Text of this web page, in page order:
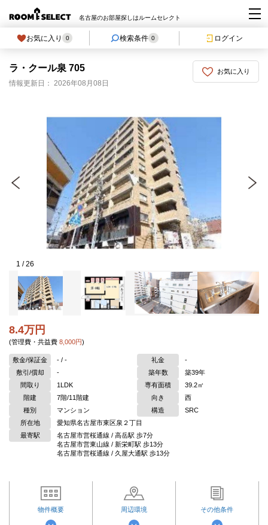
名古屋のお部屋探しはルームセレクト
お気に入り 0 検索条件 0 ログイン
お気に入り
ラ・クール泉 705
情報更新日： 2026年08月08日
1 /26
8.4万円
(管理費・共益費 8,000円)
敷金/保証金 - / - 礼金
-
敷引/償却
- 築年数
築39年
間取り
1LDK 専有面積
39.2㎡
階建
7階/11階建 向き
西
種別
マンション 構造
SRC
所在地
愛知県名古屋市東区泉２丁目
最寄駅
名古屋市営桜通線 / 高岳駅 歩7分
名古屋市営東山線 / 新栄町駅 歩13分
名古屋市営桜通線 / 久屋大通駅 歩13分
物件概要 周辺環境 その他条件